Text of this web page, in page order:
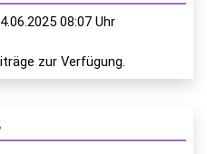
08:07 Uhr
zur Verfügung.